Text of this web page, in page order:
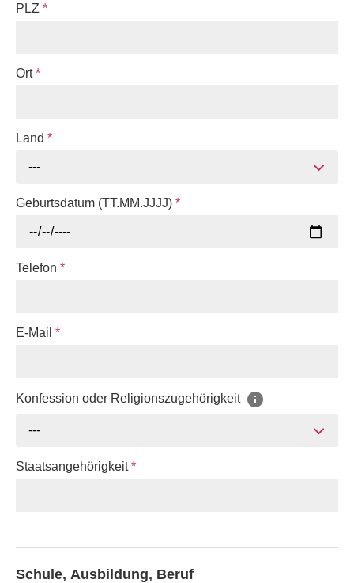
PLZ *
Ort*
Land *
---
Geburtsdatum (TT.MM.JJJJ) *
Telefon *
E-Mail *
Konfession oder Religionszugehörigkeit
---
Staatsangehörigkeit*
Schule, Ausbildung, Beruf